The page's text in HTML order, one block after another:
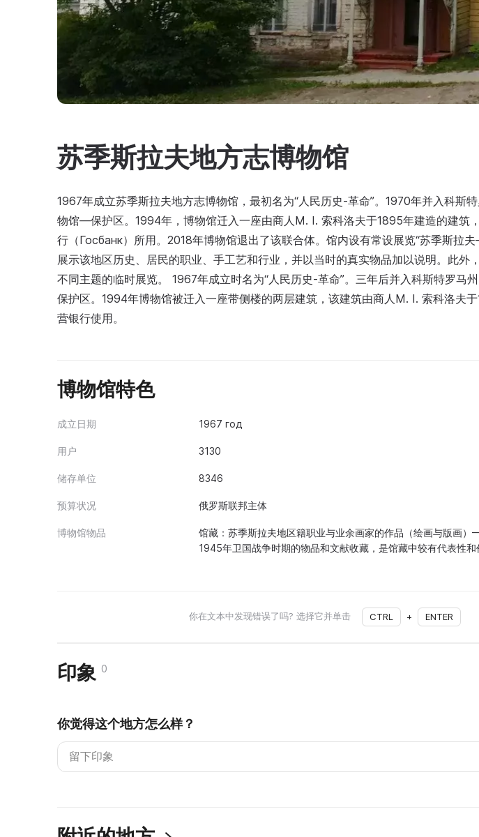
苏季斯拉夫地方志博物馆
1967年成立苏季斯拉夫地方志博物馆，最初名为“人民历史-革命”。1970年并入科斯
物馆—保护区。1994年，博物馆迁入一座由商人M. I. 索科洛夫于1895年建造的建筑
行（Госбанк）所用。2018年博物馆退出了该联合体。馆内设有常设展览“苏季斯拉
展示该地区历史、居民的职业、手工艺和行业，并以当时的真实物品加以说明。此外
不同主题的临时展览。 1967年成立时名为“人民历史-革命”。三年后并入科斯特罗马
保护区。1994年博物馆被迁入一座带侧楼的两层建筑，该建筑由商人M. I. 索科洛夫
营银行使用。
博物馆特色
成立日期 1967 год
用户 3130
储存单位 8346
预算状况 俄罗斯联邦主体
博物馆物品
馆藏：苏季斯拉夫地区籍职业与业余画家的作品（绘画与版画
1945年卫国战争时期的物品和文献收藏，是馆藏中较有代表性和
你在文本中发现错误了吗? 选择它并单击 CTRL + ENTER
印象 0
你觉得这个地方怎么样？